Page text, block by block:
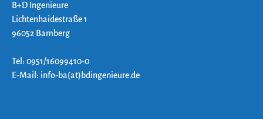
B+D Ingenieure
Lichtenhaidestraße 1
96052 Bamberg
Tel: 0951/16099410-0
E-Mail: info-ba(at)bdingenieure.de